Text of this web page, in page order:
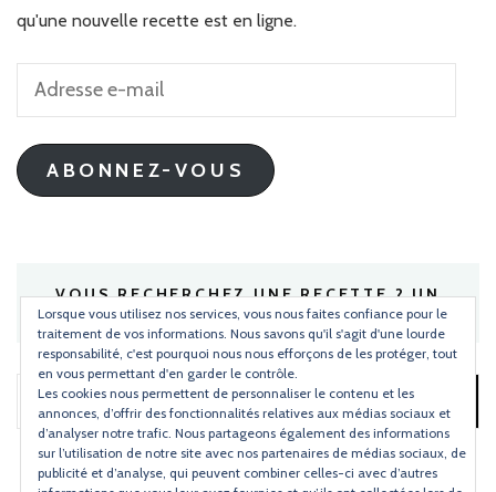
qu'une nouvelle recette est en ligne.
Adresse
mail
ABONNEZ-VOUS
VOUS RECHERCHEZ UNE RECETTE ? UN
INGRÉDIENT ?
Rechercher :
Lorsque vous utilisez nos services, vous nous faites confiance pour le
traitement de vos informations. Nous savons qu'il s'agit d'une lourde
responsabilité, c'est pourquoi nous nous efforçons de les protéger, tout
en vous permettant d'en garder le contrôle.
Les cookies nous permettent de personnaliser le contenu et les
annonces, d’offrir des fonctionnalités relatives aux médias sociaux et
d’analyser notre trafic. Nous partageons également des informations
sur l’utilisation de notre site avec nos partenaires de médias sociaux, de
publicité et d’analyse, qui peuvent combiner celles-ci avec d’autres